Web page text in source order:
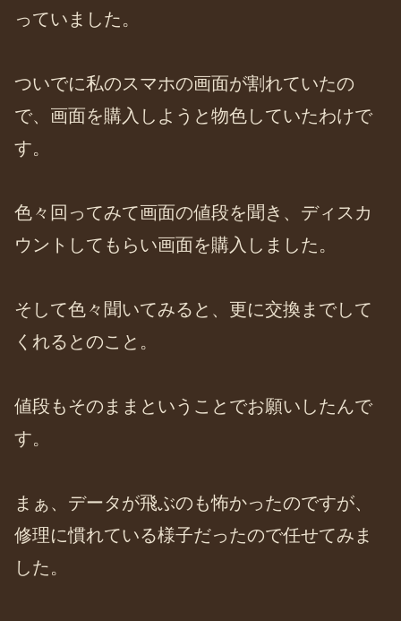
っていました。
ついでに私のスマホの画面が割れていたの
で、画面を購入しようと物色していたわけで
す。
色々回ってみて画面の値段を聞き、ディスカ
ウントしてもらい画面を購入しました。
そして色々聞いてみると、更に交換までして
くれるとのこと。
値段もそのままということでお願いしたんで
す。
まぁ、データが飛ぶのも怖かったのですが、
修理に慣れている様子だったので任せてみま
した。